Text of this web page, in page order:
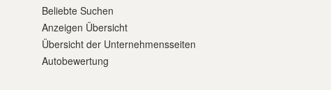
Beliebte Suchen
Anzeigen Übersicht
Übersicht der Unternehmensseiten
Autobewertung